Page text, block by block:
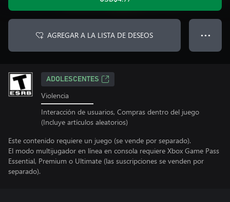
AGREGAR A LA LISTA DE DESEOS ● ● ●
ADOLESCENTES
Violencia
Interacción de usuarios, Compras dentro del juego
(Incluye artículos aleatorios)
Este contenido requiere un juego (se vende por separado).
El modo multijugador en línea en consola requiere Xbox Game Pass
Essential, Premium o Ultimate (las suscripciones se venden por
separado).